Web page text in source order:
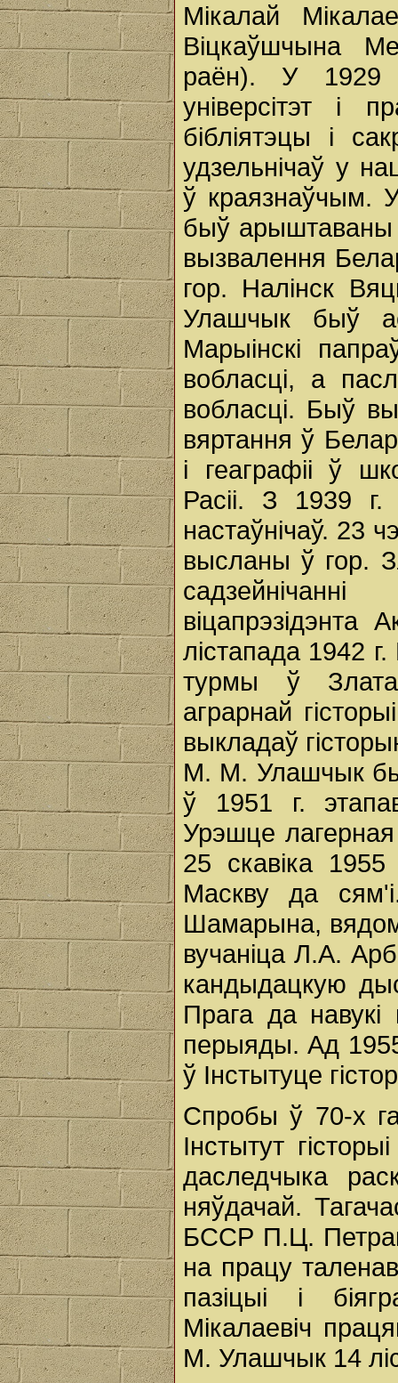
Мікалай
Віцкаўшчына
раён). У 1929
універсітэт і
бібліятэцы і
удзельнічаў у
ў краязнаўчым.
быў арыштаваны
вызвалення
гор. Налінск
Улашчык быў
Марыінскі
вобласці, а
вобласці. Быў
вяртання ў
і геаграфіі ў
Расіі. З 1939
настаўнічаў. 23
высланы ў гор.
лістапада 1942
турмы ў
аграрнай
выкладаў
М. М. Улашчык
ў 1951 г.
Урэшце
25 скавіка
Маскву да
Шамарына,
вучаніца Л.А.
кандыдацкую
Прага да
перыяды. Ад
ў Інстытуце
Спробы ў 70-х
Інстытут
даследчыка
няўдачай.
БССР П.Ц.
на працу
пазіцыі і
Мікалаевіч
М. Улашчык 14